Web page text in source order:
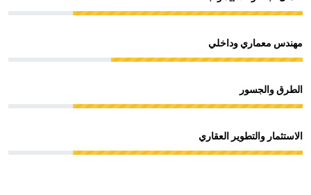
مهندس معماري وداخلي
الطرق والجسور
الاستثمار والتطوير العقاري